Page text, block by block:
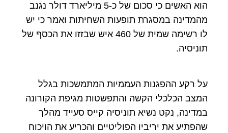
הוא האשים כי סכום של כ-5 מיליארד דולר נגנב
מהמדינה במסגרת תופעות השחיתות ואמר כי יש
לו רשימה שמית של 460 איש שבזזו את הכסף של
תוניסיה.
על רקע ההפגנות העממיות המתמשכות בגלל
המצב הכלכלי הקשה והתפשטות מגיפת הקורונה
במדינה, נקט נשיא תוניסיה קייס סעייד מהלך
שהפתיע את יריביו הפוליטיים והכריע את הויכוח